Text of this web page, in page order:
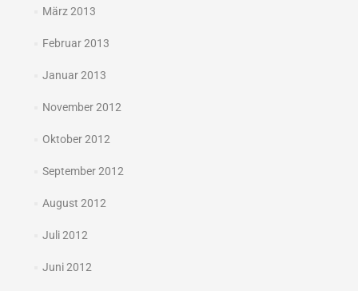
März 2013
Februar 2013
Januar 2013
November 2012
Oktober 2012
September 2012
August 2012
Juli 2012
Juni 2012